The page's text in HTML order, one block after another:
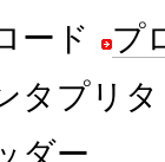
ード
プ
タプリタ
ダー